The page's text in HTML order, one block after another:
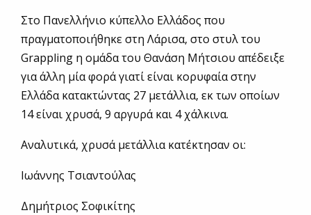
Στο Πανελλήνιο κύπελλο Ελλάδος που
πραγματοποιήθηκε στη Λάρισα, στο στυλ του
Grappling η ομάδα του Θανάση Μήτσιου απέδειξε
για άλλη μία φορά γιατί είναι κορυφαία στην
Ελλάδα κατακτώντας 27 μετάλλια, εκ των οποίων
14 είναι χρυσά, 9 αργυρά και 4 χάλκινα.
Αναλυτικά, χρυσά μετάλλια κατέκτησαν οι:
Ιωάννης Τσιαντούλας
Δημήτριος Σοφικίτης